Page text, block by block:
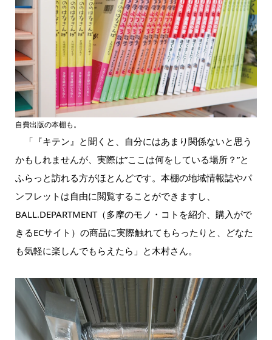
自費出版の本棚も。
「『キテン』と聞くと、自分にはあまり関係ないと思う
かもしれませんが、実際は”ここは何をしている場所？”と
ふらっと訪れる方がほとんどです。本棚の地域情報誌やパ
ンフレットは自由に閲覧することができますし、
BALL.DEPARTMENT（多摩のモノ・コトを紹介、購入がで
きるECサイト）の商品に実際触れてもらったりと、どなた
も気軽に楽しんでもらえたら」と木村さん。